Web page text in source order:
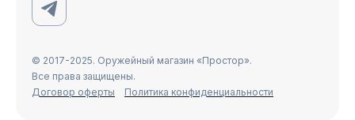
© 2017-2025. Оружейный магазин «Простор».
Все права защищены.
Договор оферты
Политика конфиденциальности